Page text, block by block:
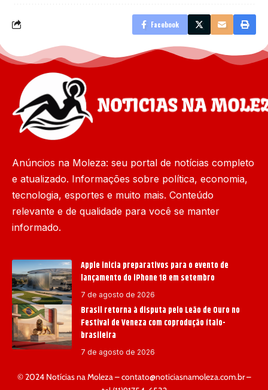
Facebook
Anúncios na Moleza: seu portal de notícias completo
e atualizado. Informações sobre política, economia,
tecnologia, esportes e muito mais. Conteúdo
relevante e de qualidade para você se manter
informado.
Apple inicia preparativos para o evento de
lançamento do iPhone 18 em setembro
7 de agosto de 2026
Brasil retorna à disputa pelo Leão de Ouro no
Festival de Veneza com coprodução ítalo-
brasileira
7 de agosto de 2026
© 2024 Notícias na Moleza –contato@noticiasnamoleza.com.br–